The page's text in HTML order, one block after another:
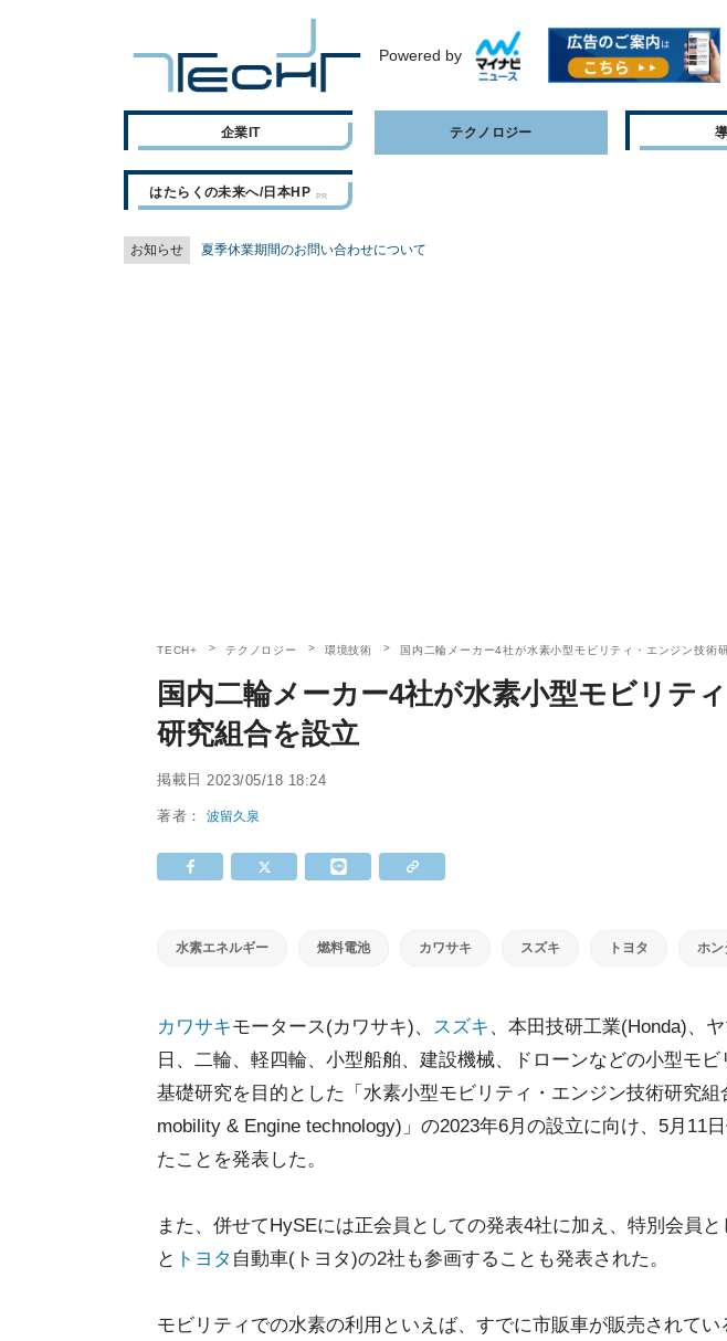
Powered by
企業IT テクノロジー
はたらくの未来へ/日本HP
お知らせ 夏季休業期間のお問い合わせについて
TECH+ テクノロジー 環境技術 国内二輪メーカー4社が水素小型モビリティ・エンジン技術
国内二輪メーカー4社が水素小型モビリテ
研究組合を設立
掲載日 2023/05/18 18:24
著者：波留久泉
水素エネルギー 燃料電池 カワサキ スズキ トヨタ ホン
カワサキモータース(カワサキ)、 スズキ 、本田技研工業(Honda)、
日、二輪、軽四輪、小型船舶、建設機械、ドローンなどの小型モ
基礎研究を目的とした「水素小型モビリティ・エンジン技術研究組
mobility & Engine technology)」の2023年6月の設立に向け、5月11
たことを発表した。
また、併せてHySEには正会員としての発表4社に加え、特別会員
と トヨタ 自動車(トヨタ)の2社も参画することも発表された。
モビリティでの水素の利用といえば、すでに市販車が販売されてい